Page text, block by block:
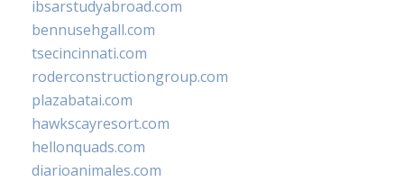
ibsarstudyabroad.com
bennusehgall.com
tsecincinnati.com
roderconstructiongroup.com
plazabatai.com
hawkscayresort.com
hellonquads.com
diarioanimales.com